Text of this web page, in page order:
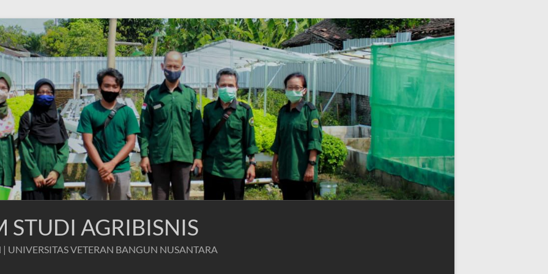
STUDI AGRIBISNIS
| UNIVERSITAS VETERAN BANGUN NUSANTARA